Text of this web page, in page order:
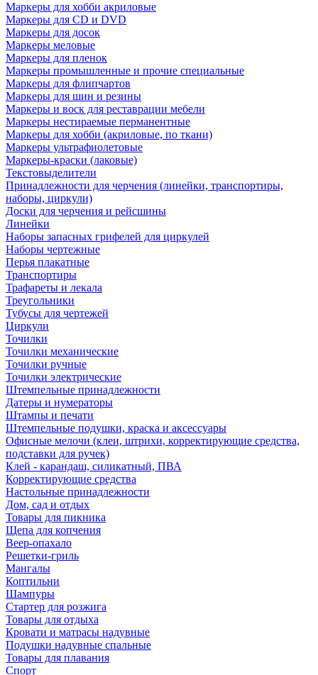
Маркеры для хобби акриловые
Маркеры для CD и DVD
Маркеры для досок
Маркеры меловые
Маркеры для пленок
Маркеры промышленные и прочие специальные
Маркеры для флипчартов
Маркеры для шин и резины
Маркеры и воск для реставрации мебели
Маркеры нестираемые перманентные
Маркеры для хобби (акриловые, по ткани)
Маркеры ультрафиолетовые
Маркеры-краски (лаковые)
Текстовыделители
Принадлежности для черчения (линейки, транспортиры,
наборы, циркули)
Доски для черчения и рейсшины
Линейки
Наборы запасных грифелей для циркулей
Наборы чертежные
Перья плакатные
Транспортиры
Трафареты и лекала
Треугольники
Тубусы для чертежей
Циркули
Точилки
Точилки механические
Точилки ручные
Точилки электрические
Штемпельные принадлежности
Датеры и нумераторы
Штампы и печати
Штемпельные подушки, краска и аксессуары
Офисные мелочи (клеи, штрихи, корректирующие средства,
подставки для ручек)
Клей - карандаш, силикатный, ПВА
Корректирующие средства
Настольные принадлежности
Дом, сад и отдых
Товары для пикника
Щепа для копчения
Веер-опахало
Решетки-гриль
Мангалы
Коптильни
Шампуры
Стартер для розжига
Товары для отдыха
Кровати и матрасы надувные
Подушки надувные спальные
Товары для плавания
Спорт